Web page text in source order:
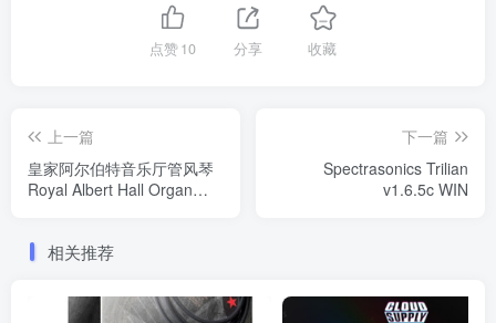
点赞10 分享 收藏
上一篇
皇家阿尔伯特音乐厅管风琴
Royal Albert Hall Organ
下一篇
Spectrasonics Trilian
v1.6.5c WIN
相关推荐